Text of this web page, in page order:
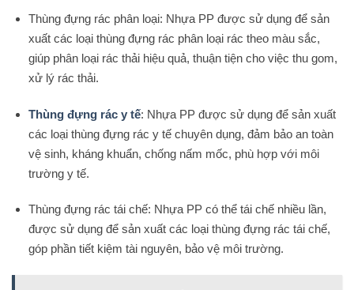
Thùng đựng rác phân loại: Nhựa PP được sử dụng để sản
xuất các loại thùng đựng rác phân loại rác theo màu sắc,
giúp phân loại rác thải hiệu quả, thuận tiện cho việc thu gom,
xử lý rác thải.
Thùng đựng rác y tế: Nhựa PP được sử dụng để sản xuất
các loại thùng đựng rác y tế chuyên dụng, đảm bảo an toàn
vệ sinh, kháng khuẩn, chống nấm mốc, phù hợp với môi
trường y tế.
Thùng đựng rác tái chế: Nhựa PP có thể tái chế nhiều lần,
được sử dụng để sản xuất các loại thùng đựng rác tái chế,
góp phần tiết kiệm tài nguyên, bảo vệ môi trường.